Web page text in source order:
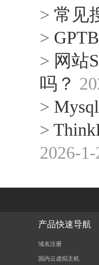
> 常见
>
> 网站
吗？
>
>
2026-
产品快速导航
域名注册
国内云虚拟主机